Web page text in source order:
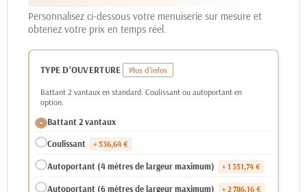
Personnalisez ci-dessous votre menuiserie sur mesure et
obtenez votre prix en temps réel.
TYPE D'OUVERTURE
Battant 2 vantaux en standard. Coulissant ou autoportant en
option.
Battant 2 vantaux
Coulissant
+ 536,64 €
Autoportant (4 mètres de largeur maximum) + 1 351,74 €
Autoportant (6 mètres de largeur maximum) + 2 786,16 €